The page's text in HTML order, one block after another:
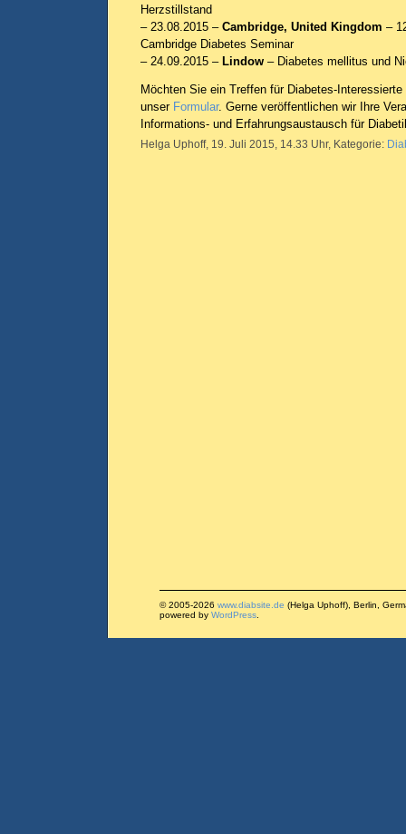
Herzstillstand
– 23.08.2015 – Cambridge, United Kingdom –
Cambridge Diabetes Seminar
– 24.09.2015 – Lindow – Diabetes mellitus und
Möchten Sie ein Treffen für Diabetes-
unser Formular. Gerne veröffentlichen wir Ihre
Informations- und Erfahrungsaustausch für
Helga Uphoff, 19. Juli 2015, 14.33 Uhr, Kategorie:
© 2005-2026 www.diabsite.de (Helga Uphoff), Berlin,
powered by WordPress.